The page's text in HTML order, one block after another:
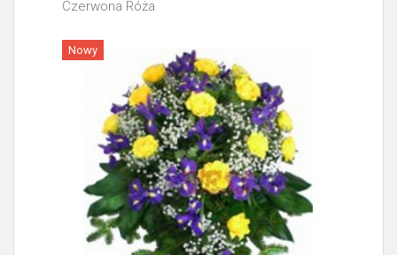
Czerwona Róża
Więcej
Nowy